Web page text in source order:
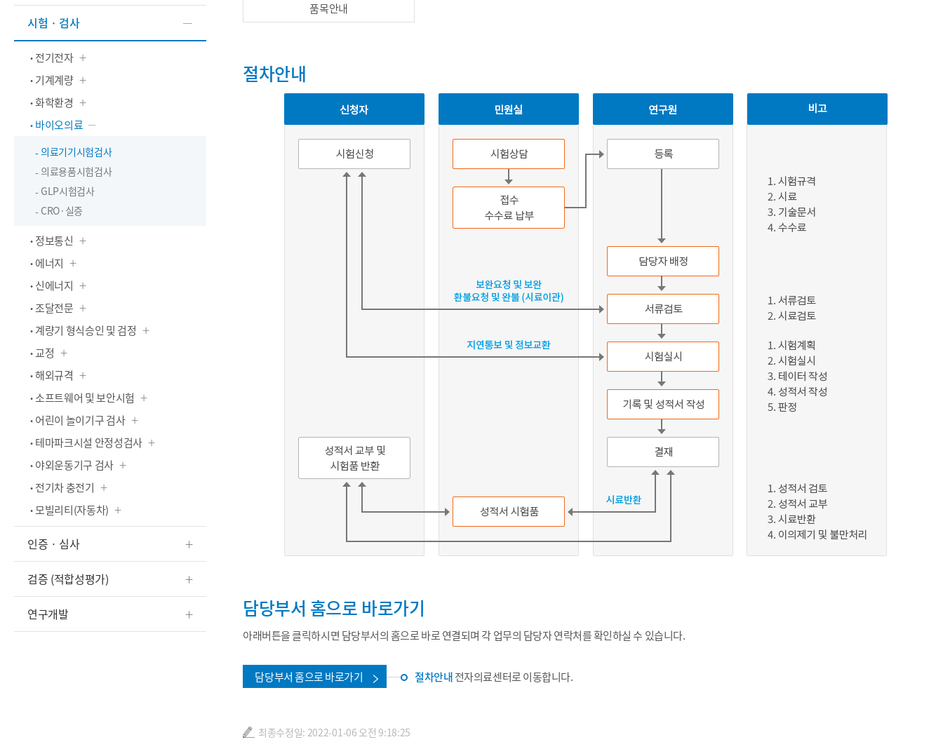
시험 · 검사
전기전자
기계계량
화학환경
바이오의료
의료기기시험검사
의료용품시험검사
GLP시험검사
CRO·실증
정보통신
에너지
신에너지
조달전문
계량기 형식승인 및 검정
교정
해외규격
소프트웨어 및 보안시험
어린이 놀이기구 검사
테마파크시설 안정성검사
야외운동기구 검사
전기차 충전기
모빌리티(자동차)
인증 · 심사
검증 (적합성평가)
연구개발
품목안내
절차안내
담당부서 홈으로 바로가기
아래버튼을 클릭하시면 담당부서의 홈으로 바로 연결되며 각 업무의 담당자 연락처를 확인하실 수 있습니다.
담당부서 홈으로 바로가기 절차안내전자의료센터로 이동합니다.
최종수정일: 2022-01-06 오전 9:18:25